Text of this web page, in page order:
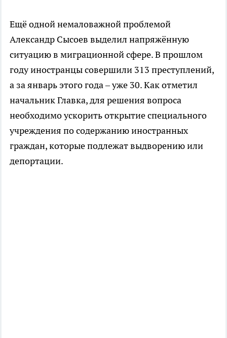
Ещё одной немаловажной проблемой
Александр Сысоев выделил напряжённую
ситуацию в миграционной сфере. В прошлом
году иностранцы совершили 313 преступлений,
а за январь этого года – уже 30. Как отметил
начальник Главка, для решения вопроса
необходимо ускорить открытие специального
учреждения по содержанию иностранных
граждан, которые подлежат выдворению или
депортации.